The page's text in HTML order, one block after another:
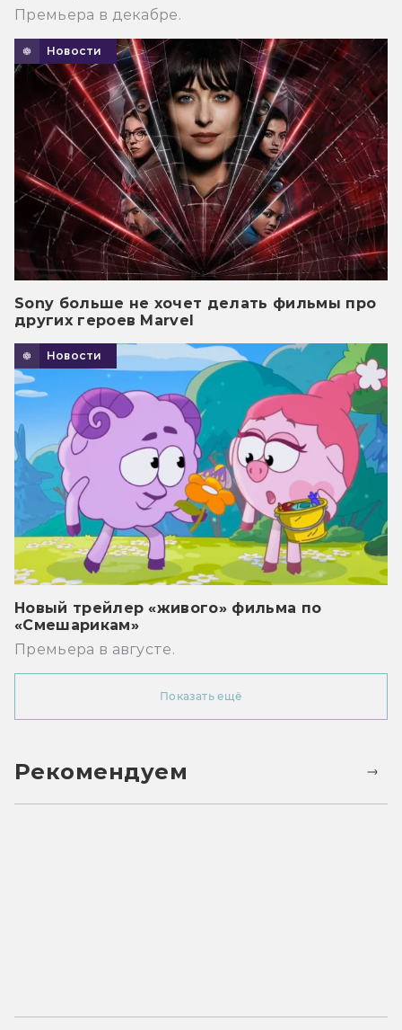
Премьера в декабре.
Новости
Sony больше не хочет делать фильмы про
других героев Marvel
Новости
Новый трейлер «живого» фильма по
«Смешарикам»
Премьера в августе.
Показать ещё
Рекомендуем